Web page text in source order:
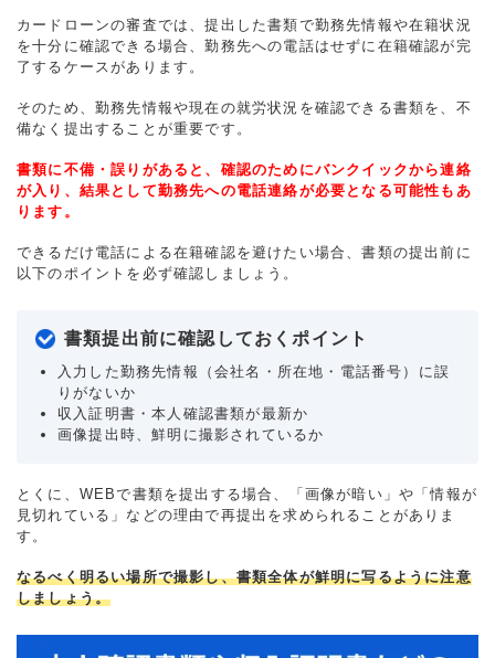
カードローンの審査では、提出した書類で勤務先情報や在籍状況
を十分に確認できる場合、勤務先への電話はせずに在籍確認が完
了するケースがあります。
そのため、勤務先情報や現在の就労状況を確認できる書類を、不
備なく提出することが重要です。
書類に不備・誤りがあると、確認のためにバンクイックから連絡
が入り、結果として勤務先への電話連絡が必要となる可能性もあ
ります。
できるだけ電話による在籍確認を避けたい場合、書類の提出前に
以下のポイントを必ず確認しましょう。
書類提出前に確認しておくポイント
入力した勤務先情報（会社名・所在地・電話番号）に誤
りがないか
収入証明書・本人確認書類が最新か
画像提出時、鮮明に撮影されているか
とくに、WEBで書類を提出する場合、「画像が暗い」や「情報が
見切れている」などの理由で再提出を求められることがありま
す。
なるべく明るい場所で撮影し、書類全体が鮮明に写るように注意
しましょう。